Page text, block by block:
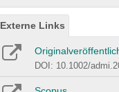
Externe Links
DOI: 10.1002/